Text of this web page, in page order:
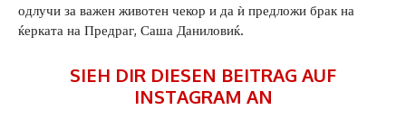
одлучи за важен животен чекор и да ѝ предложи брак на
ќерката на Предраг, Саша Даниловиќ.
SIEH DIR DIESEN BEITRAG AUF
INSTAGRAM AN